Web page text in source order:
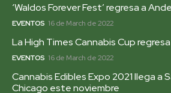
‘Waldos Forever Fest’ regresa a
EVENTOS 16 de March de 2022
La High Times Cannabis Cup
EVENTOS 16 de March de 2022
Cannabis Edibles Expo 2021 llega a
Chicago este noviembre